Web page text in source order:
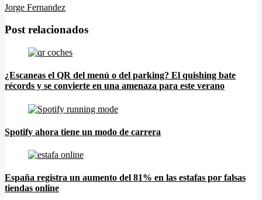
Jorge Fernandez
Post relacionados
¿Escaneas el QR del menú o del parking? El quishing bate
récords y se convierte en una amenaza para este verano
Spotify ahora tiene un modo de carrera
España registra un aumento del 81% en las estafas por falsas
tiendas online